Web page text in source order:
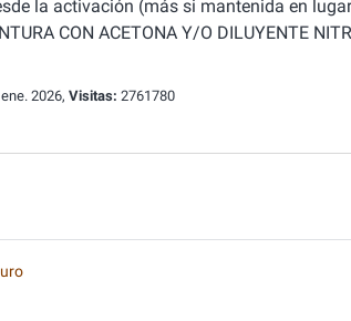
la activación (más si mantenida en
CON ACETONA Y/O DILUYENTE
2026, Visitas: 2761780